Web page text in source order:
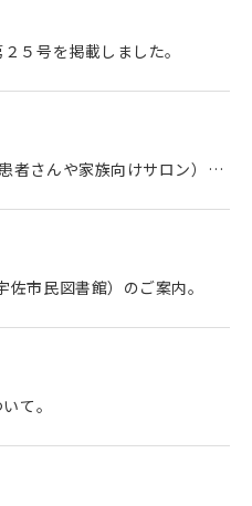
５号を掲載しました。
家族向けサロン）を開催します。
市民図書館）のご案内。
て。